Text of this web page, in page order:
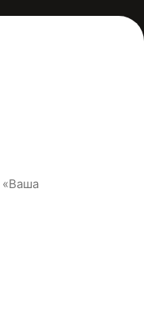
«Ваша